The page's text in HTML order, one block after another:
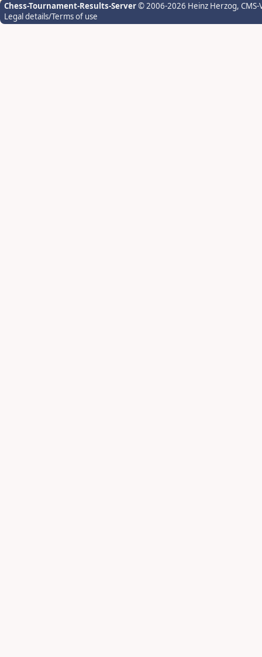
Chess-Tournament-Results-Server© 2006-2026 Heinz Herzog,
Legal details/Terms of use